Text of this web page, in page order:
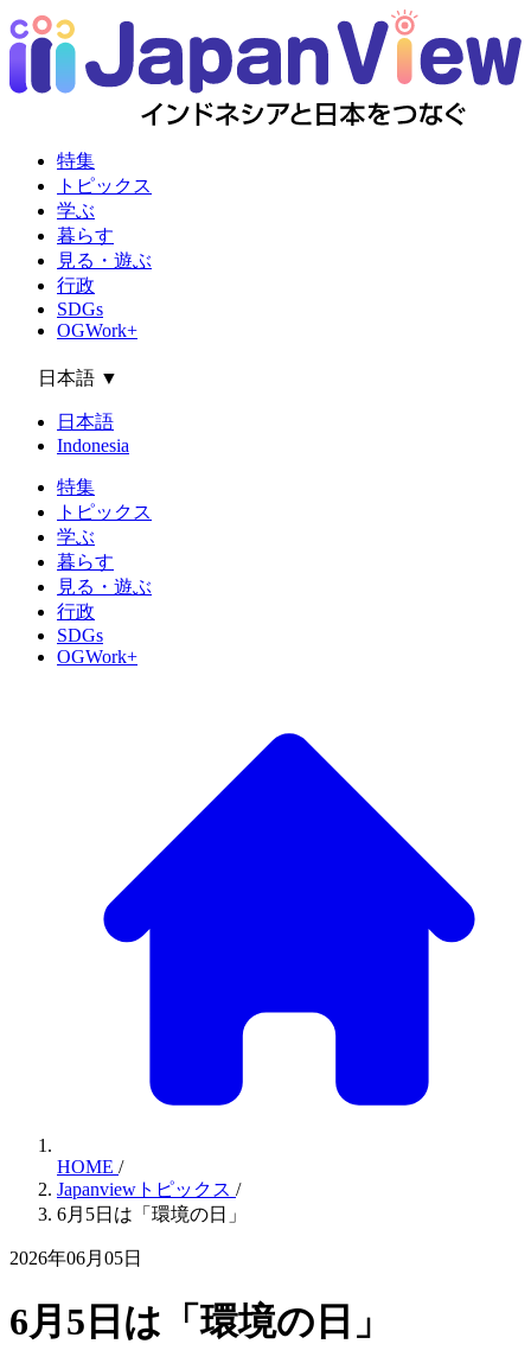
特集
トピックス
学ぶ
暮らす
見る・遊ぶ
行政
SDGs
OGWork+
日本語 ▼
日本語
Indonesia
特集
トピックス
学ぶ
暮らす
見る・遊ぶ
行政
SDGs
OGWork+
HOME /
Japanviewトピックス /
6月5日は「環境の日」
2026年06月05日
6月5日は「環境の日」